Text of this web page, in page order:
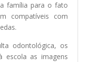
família para o fato
compatíveis com
odontológica, os
escola as imagens